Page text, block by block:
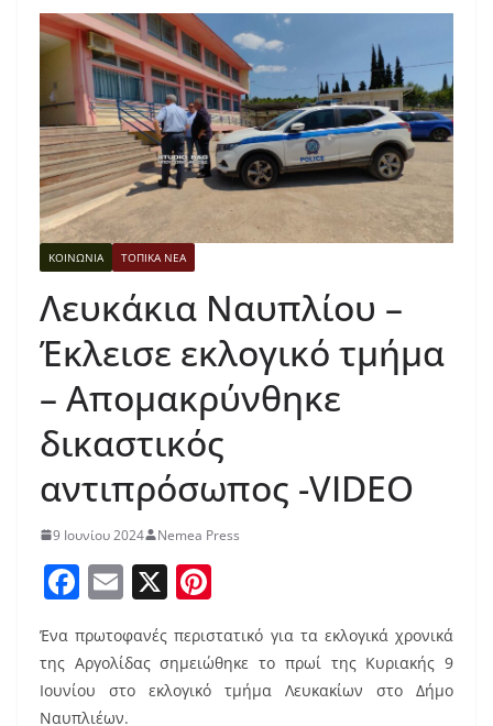
ΚΟΙΝΩΝΙΑ ΤΟΠΙΚΑ ΝΕΑ
Λευκάκια Ναυπλίου –
Έκλεισε εκλογικό τμήμα
– Απομακρύνθηκε
δικαστικός
αντιπρόσωπος -VIDEO
9 Ιουνίου 2024 Nemea Press
F
c
e
E
m
ai
l
X
er
e
Ένα πρωτοφανές περιστατικό για τα εκλογικά χρονικά
της Αργολίδας σημειώθηκε το πρωί της Κυριακής 9
Ιουνίου στο εκλογικό τμήμα Λευκακίων στο Δήμο
Ναυπλιέων.